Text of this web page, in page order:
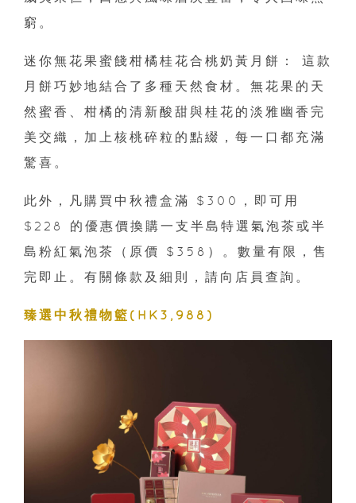
窮。
迷你無花果蜜餞柑橘桂花合桃奶黃月餅： 這款
月餅巧妙地結合了多種天然食材。無花果的天
然蜜香、柑橘的清新酸甜與桂花的淡雅幽香完
美交織，加上核桃碎粒的點綴，每一口都充滿
驚喜。
此外，凡購買中秋禮盒滿 $300，即可用
$228 的優惠價換購一支半島特選氣泡茶或半
島粉紅氣泡茶（原價 $358）。數量有限，售
完即止。有關條款及細則，請向店員查詢。
臻選中秋禮物籃(HK3,988)